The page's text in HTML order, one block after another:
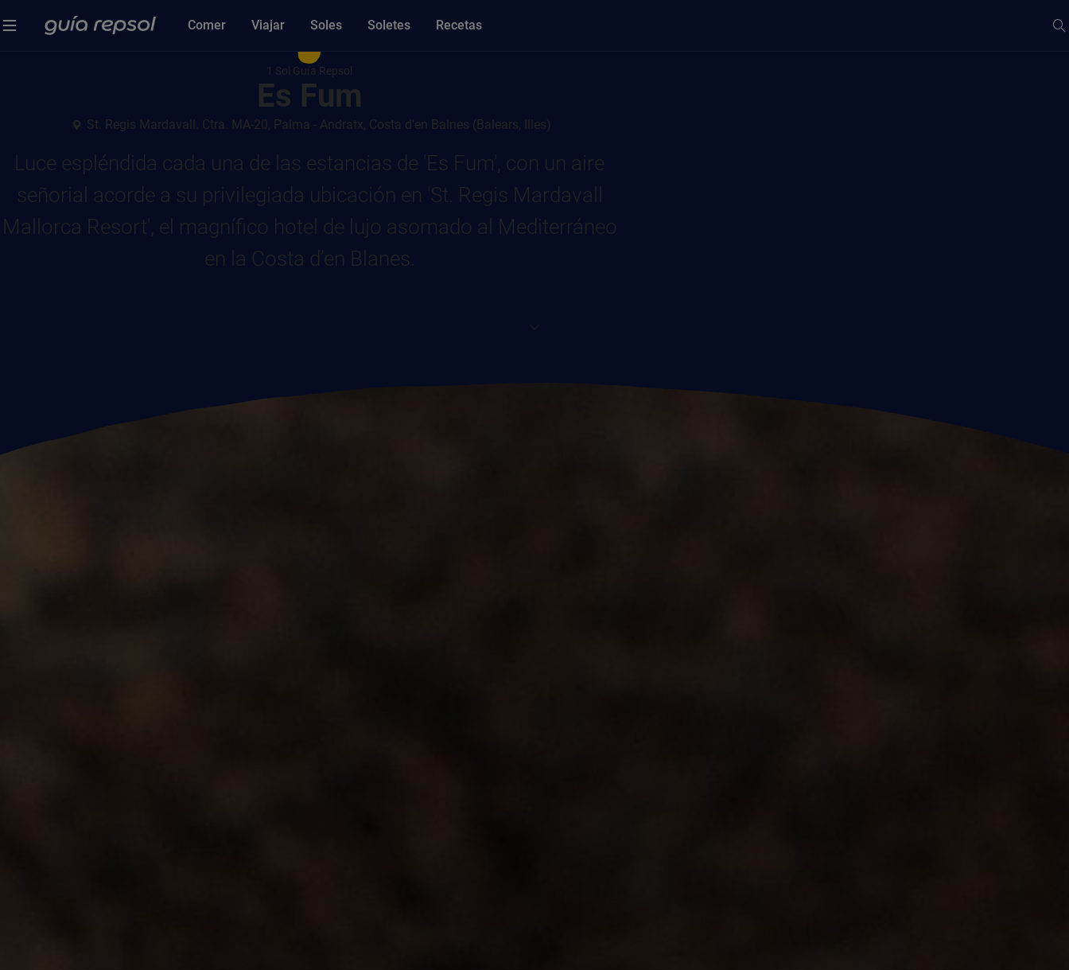
Comer Viajar Soles Soletes Recetas
1 Sol Guía Repsol
Es Fum
St. Regis Mardavall. Ctra. MA-20, Palma - Andratx, Costa d'en Balnes (Balears, Illes)
Luce espléndida cada una de las estancias de 'Es Fum', con un aire
señorial acorde a su privilegiada ubicación en 'St. Regis Mardavall
Mallorca Resort', el magnífico hotel de lujo asomado al Mediterráneo
en la Costa d’en Blanes.